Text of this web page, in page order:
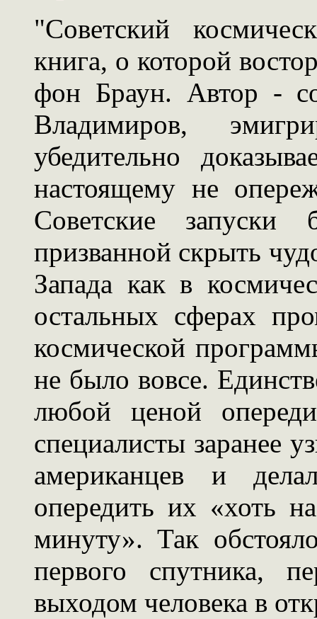
"Советский
книга, о которой
фон Браун. Автор -
Владимиров,
убедительно
настоящему не
Советские запуски
призванной скрыть
Запада как в
остальных сферах
космической
не было вовсе.
любой ценой
специалисты заранее
американцев и
опередить их «хоть
минуту». Так
первого спутника,
выходом человека в